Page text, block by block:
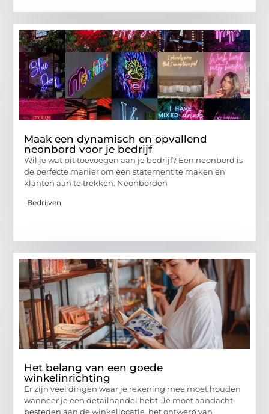
Maak een dynamisch en opvallend
neonbord voor je bedrijf
Wil je wat pit toevoegen aan je bedrijf? Een neonbord is
de perfecte manier om een statement te maken en
klanten aan te trekken. Neonborden
Bedrijven
Het belang van een goede
winkelinrichting
Er zijn veel dingen waar je rekening mee moet houden
wanneer je een detailhandel hebt. Je moet aandacht
besteden aan de winkellocatie, het ontwerp van